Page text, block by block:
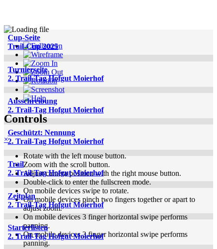
Controls
×
Rotate with the left mouse button.
Zoom with the scroll button.
Adjust camera position with the right mouse button.
Double-click to enter the fullscreen mode.
On mobile devices swipe to rotate.
On mobile devices pinch two fingers together or apart to
adjust zoom.
On mobile devices 3 finger horizontal swipe performs
panning.
On mobile devices 3 finger horizontal swipe performs
panning.
Cup-Seite
Trail-Cup 2025
Turnierseite
2. Trail-Tag Hofgut Moierhof
Ausschreibung
2. Trail-Tag Hofgut Moierhof
Geschützt: Nennung
2. Trail-Tag Hofgut Moierhof
Trail
2. Trail-Tag Hofgut Moierhof
Zeitplan
2. Trail-Tag Hofgut Moierhof
Starterlisten
2. Trail-Tag Hofgut Moierhof